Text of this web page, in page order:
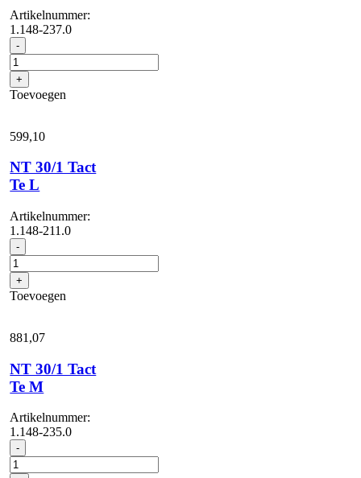
Artikelnummer:
1.148-237.0
- NT
30/1
Tact
Te
H
+
Toevoegen
599,10
NT 30/1 Tact
Te L
Artikelnummer:
1.148-211.0
- NT
30/1
Tact
Te
L
+
Toevoegen
881,07
NT 30/1 Tact
Te M
Artikelnummer:
1.148-235.0
- NT
30/1
Tact